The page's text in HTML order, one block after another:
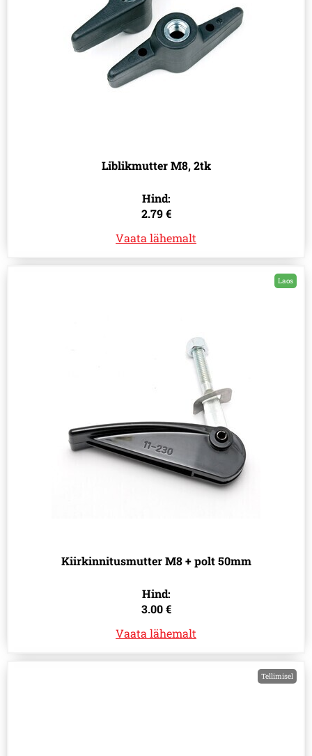
Liblikmutter M8, 2tk
Hind:
2.79 €
Vaata lähemalt
Laos
Kiirkinnitusmutter M8 + polt 50mm
Hind:
3.00 €
Vaata lähemalt
Tellimisel